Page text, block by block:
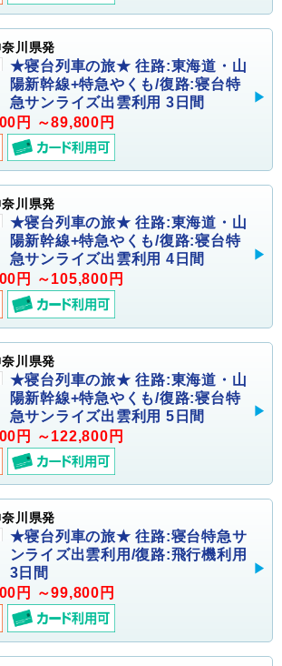
川県発
★寝台列車の旅★ 往路:東海道・山
陽新幹線+特急やくも/復路:寝台特
急サンライズ出雲利用 3日間
円 ～89,800円
川県発
★寝台列車の旅★ 往路:東海道・山
陽新幹線+特急やくも/復路:寝台特
急サンライズ出雲利用 4日間
円 ～105,800円
川県発
★寝台列車の旅★ 往路:東海道・山
陽新幹線+特急やくも/復路:寝台特
急サンライズ出雲利用 5日間
円 ～122,800円
川県発
★寝台列車の旅★ 往路:寝台特急サ
ンライズ出雲利用/復路:飛行機利用
3日間
円 ～99,800円